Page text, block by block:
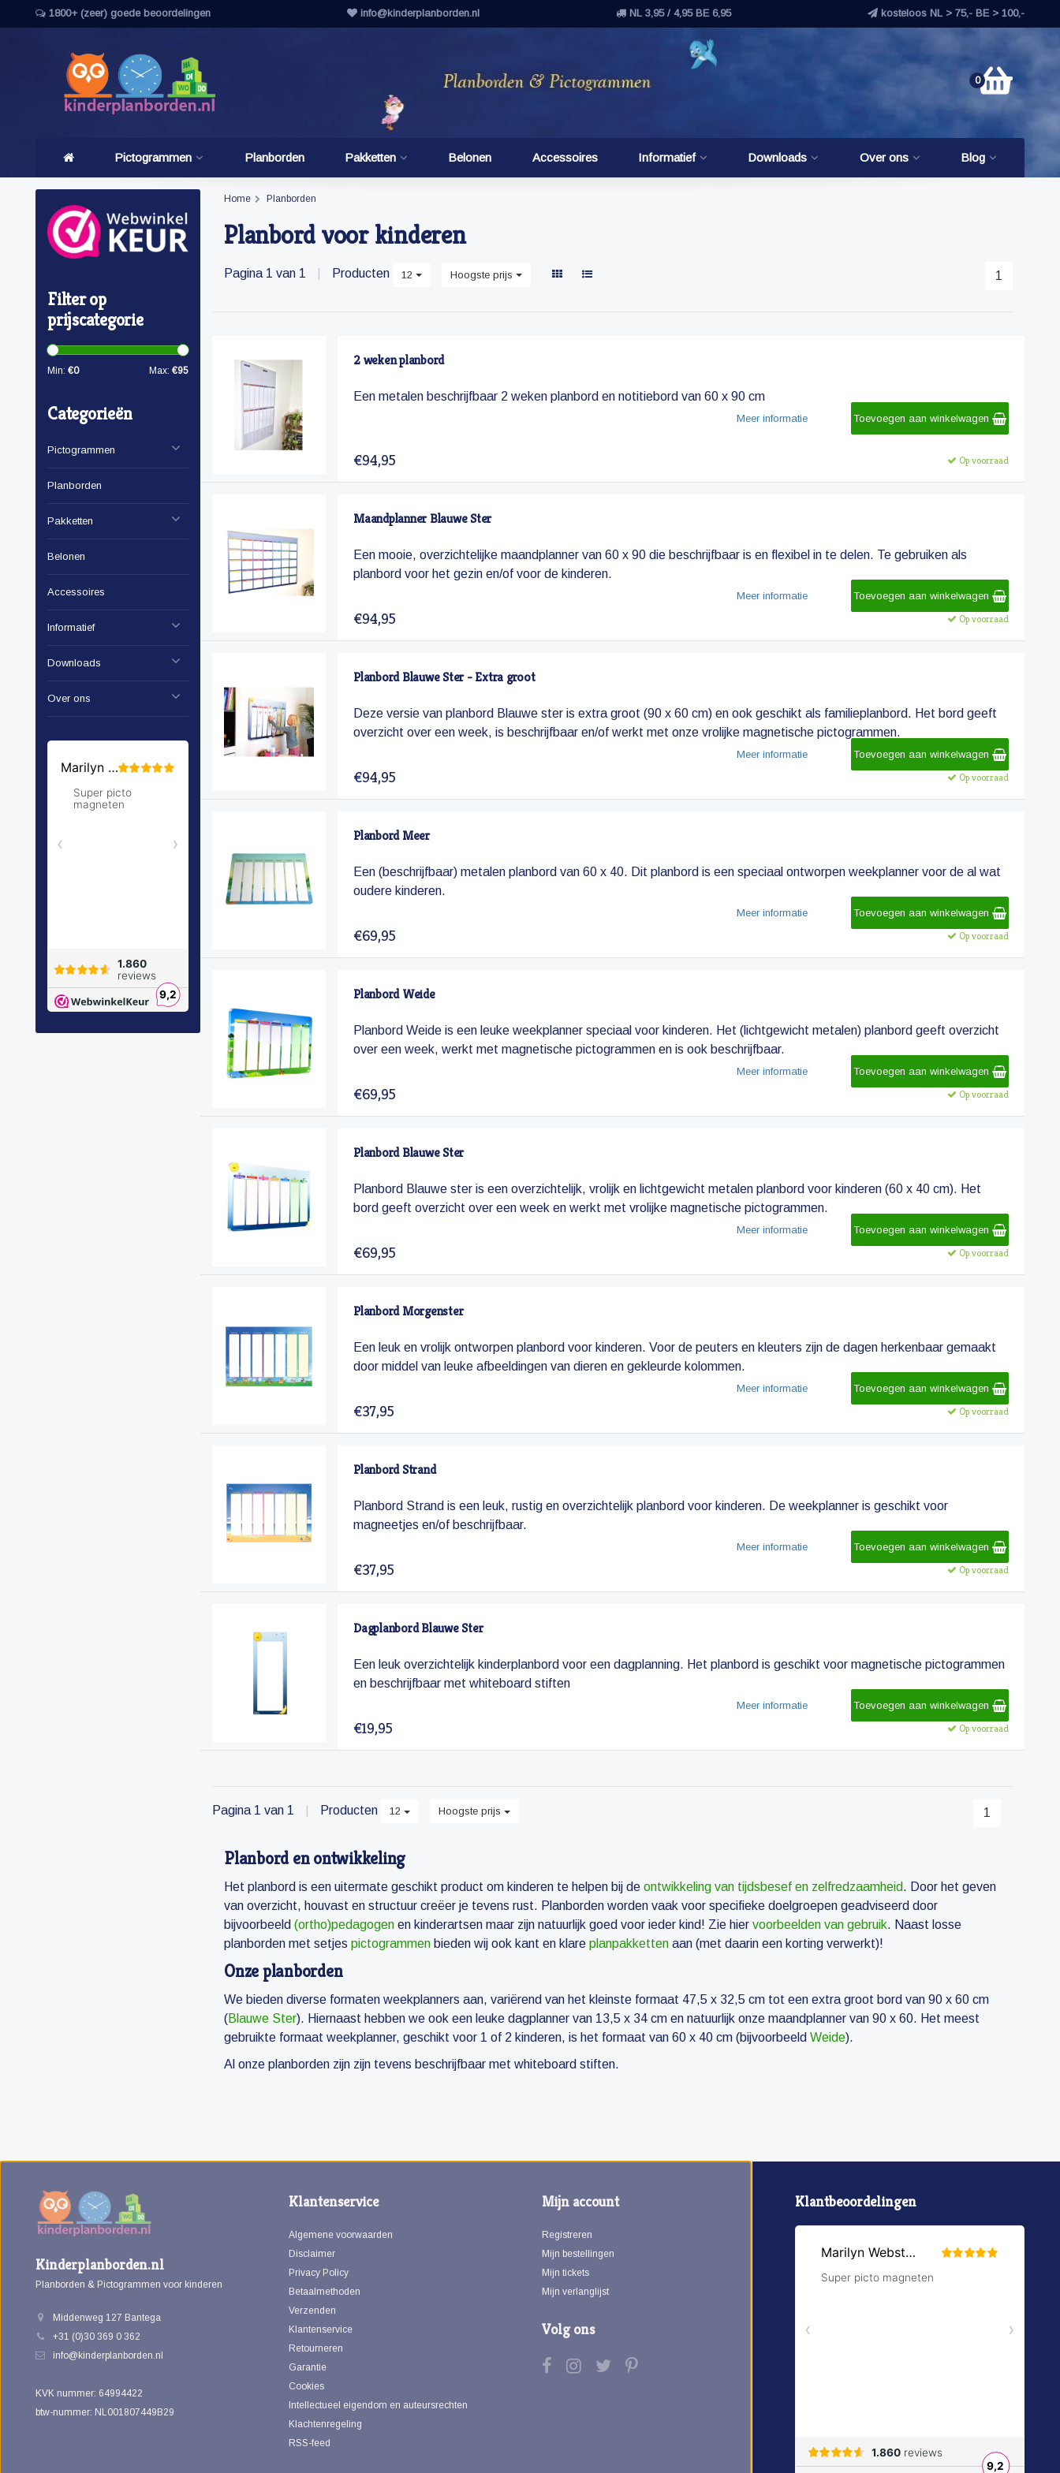
1800+ (zeer) goede beoordelingen info@kinderplanborden.nl NL 3,95 / 4,95 BE 6,95 kosteloos NL > 75,- BE > 100,-
0
Pictogrammen Planborden Pakketten Belonen Accessoires Informatief Downloads Over ons Blog
Filter op
prijscategorie
Min: €0 Max: €95
Categorieën
Pictogrammen
Planborden
Pakketten
Belonen
Accessoires
Informatief
Downloads
Over ons
Home Planborden
Planbord voor kinderen
Pagina 1 van 1 Producten 12 Hoogste prijs 1
2 weken planbord
Een metalen beschrijfbaar 2 weken planbord en notitiebord van 60 x 90 cm
€94,95 Op voorraad
Toevoegen aan winkelwagen
Meer informatie
Maandplanner Blauwe Ster
Een mooie, overzichtelijke maandplanner van 60 x 90 die beschrijfbaar is en flexibel in te delen. Te gebruiken als
planbord voor het gezin en/of voor de kinderen.
€94,95 Op voorraad
Toevoegen aan winkelwagen
Meer informatie
Planbord Blauwe Ster - Extra groot
Deze versie van planbord Blauwe ster is extra groot (90 x 60 cm) en ook geschikt als familieplanbord. Het bord geeft
overzicht over een week, is beschrijfbaar en/of werkt met onze vrolijke magnetische pictogrammen.
€94,95 Op voorraad
Toevoegen aan winkelwagen
Meer informatie
Planbord Meer
Een (beschrijfbaar) metalen planbord van 60 x 40. Dit planbord is een speciaal ontworpen weekplanner voor de al wat
oudere kinderen.
€69,95 Op voorraad
Toevoegen aan winkelwagen
Meer informatie
Planbord Weide
Planbord Weide is een leuke weekplanner speciaal voor kinderen. Het (lichtgewicht metalen) planbord geeft overzicht
over een week, werkt met magnetische pictogrammen en is ook beschrijfbaar.
€69,95 Op voorraad
Toevoegen aan winkelwagen
Meer informatie
Planbord Blauwe Ster
Planbord Blauwe ster is een overzichtelijk, vrolijk en lichtgewicht metalen planbord voor kinderen (60 x 40 cm). Het
bord geeft overzicht over een week en werkt met vrolijke magnetische pictogrammen.
€69,95 Op voorraad
Toevoegen aan winkelwagen
Meer informatie
Planbord Morgenster
Een leuk en vrolijk ontworpen planbord voor kinderen. Voor de peuters en kleuters zijn de dagen herkenbaar gemaakt
door middel van leuke afbeeldingen van dieren en gekleurde kolommen.
€37,95 Op voorraad
Toevoegen aan winkelwagen
Meer informatie
Planbord Strand
Planbord Strand is een leuk, rustig en overzichtelijk planbord voor kinderen. De weekplanner is geschikt voor
magneetjes en/of beschrijfbaar.
€37,95 Op voorraad
Toevoegen aan winkelwagen
Meer informatie
Dagplanbord Blauwe Ster
Een leuk overzichtelijk kinderplanbord voor een dagplanning. Het planbord is geschikt voor magnetische pictogrammen
en beschrijfbaar met whiteboard stiften
€19,95 Op voorraad
Toevoegen aan winkelwagen
Meer informatie
Pagina 1 van 1 Producten 12 Hoogste prijs 1
Planbord en ontwikkeling
Het planbord is een uitermate geschikt product om kinderen te helpen bij de ontwikkeling van tijdsbesef en zelfredzaamheid. Door het geven
van overzicht, houvast en structuur creëer je tevens rust. Planborden worden vaak voor specifieke doelgroepen geadviseerd door
bijvoorbeeld (ortho)pedagogen en kinderartsen maar zijn natuurlijk goed voor ieder kind! Zie hier voorbeelden van gebruik. Naast losse
planborden met setjes pictogrammen bieden wij ook kant en klare planpakketten aan (met daarin een korting verwerkt)!
Onze planborden
We bieden diverse formaten weekplanners aan, variërend van het kleinste formaat 47,5 x 32,5 cm tot een extra groot bord van 90 x 60 cm
(Blauwe Ster). Hiernaast hebben we ook een leuke dagplanner van 13,5 x 34 cm en natuurlijk onze maandplanner van 90 x 60. Het meest
gebruikte formaat weekplanner, geschikt voor 1 of 2 kinderen, is het formaat van 60 x 40 cm (bijvoorbeeld Weide).
Al onze planborden zijn zijn tevens beschrijfbaar met whiteboard stiften.
Kinderplanborden.nl
Planborden & Pictogrammen voor kinderen
Middenweg 127 Bantega
+31 (0)30 369 0 362
info@kinderplanborden.nl
KVK nummer: 64994422
btw-nummer: NL001807449B29
Klantenservice
Algemene voorwaarden
Disclaimer
Privacy Policy
Betaalmethoden
Verzenden
Klantenservice
Retourneren
Garantie
Cookies
Intellectueel eigendom en auteursrechten
Klachtenregeling
RSS-feed
Mijn account
Registreren
Mijn bestellingen
Mijn tickets
Mijn verlanglijst
Volg ons
Klantbeoordelingen